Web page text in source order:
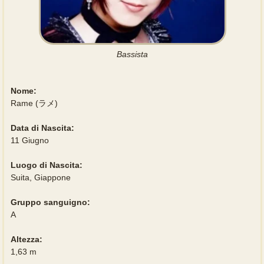
Bassista
Nome:
Rame (ラメ)
Data di Nascita:
11 Giugno
Luogo di Nascita:
Suita, Giappone
Gruppo sanguigno:
A
Altezza:
1,63 m